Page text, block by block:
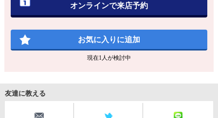
オンラインで来店予約
お気に入りに追加
現在1人が検討中
友達に教える